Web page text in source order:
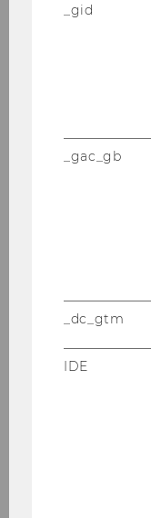
2015
Gugler,
Gugler,
_gid
_gac_gb
_dc_gtm
IDE